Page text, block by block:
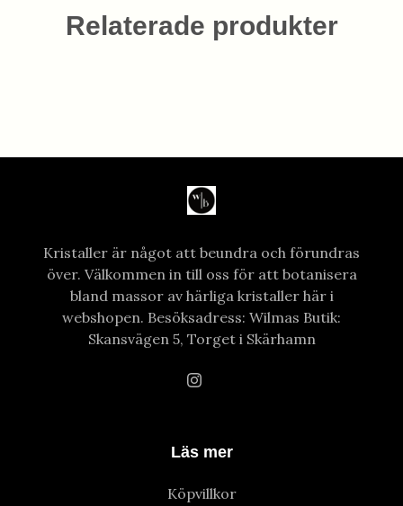
Relaterade produkter
Kristaller är något att beundra och förundras
över. Välkommen in till oss för att botanisera
bland massor av härliga kristaller här i
webshopen. Besöksadress: Wilmas Butik:
Skansvägen 5, Torget i Skärhamn
Läs mer
Köpvillkor